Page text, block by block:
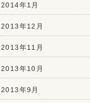
2014年1月
2013年12月
2013年11月
2013年10月
2013年9月